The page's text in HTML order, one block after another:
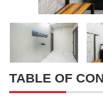
TABLE OF